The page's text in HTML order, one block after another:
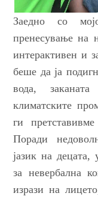
Заедно со
пренесување на
интерактивен и
беше да ја
вода,
климатските
ги
Поради
јазик на децата,
за невербална
изрази на